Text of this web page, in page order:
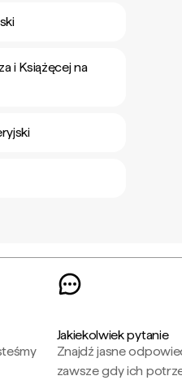
i Książęcej na
Jakiekolwiek pytanie
Znajdź jasne
zawsze gdy ich